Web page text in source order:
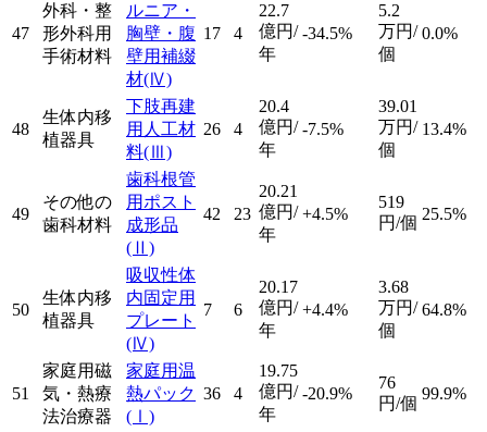
47
外科・整
形外科用
手術材料
ルニア・
胸壁・腹
壁用補綴
材(Ⅳ)
17 4
22.7
億円/
年
-34.5%
5.2
万円/
個
0.0%
48
生体内移
植器具
下肢再建
用人工材
料(Ⅲ)
26 4
20.4
億円/
年
-7.5%
39.01
万円/
個
13.4%
49
その他の
歯科材料
歯科根管
用ポスト
成形品
(Ⅱ)
42 23
20.21
億円/
年
+4.5%
519
円/個 25.5%
50
生体内移
植器具
吸収性体
内固定用
プレート
(Ⅳ)
7 6
20.17
億円/
年
+4.4%
3.68
万円/
個
64.8%
51
家庭用磁
気・熱療
法治療器
家庭用温
熱パック
(Ⅰ)
36 4
19.75
億円/
年
-20.9%
76
円/個
99.9%